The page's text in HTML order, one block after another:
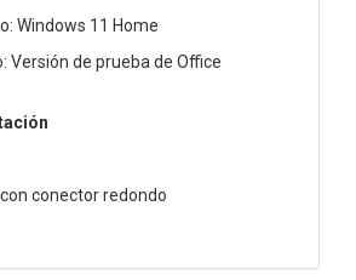
Windows 11 Home
Versión de prueba de Office
conector redondo